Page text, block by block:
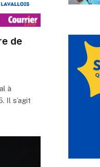
de
à
Il s’agit